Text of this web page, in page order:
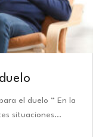
el duelo “ En la
situaciones…